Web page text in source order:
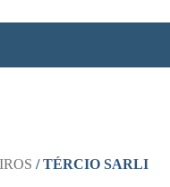
/ TÉRCIO SARLI